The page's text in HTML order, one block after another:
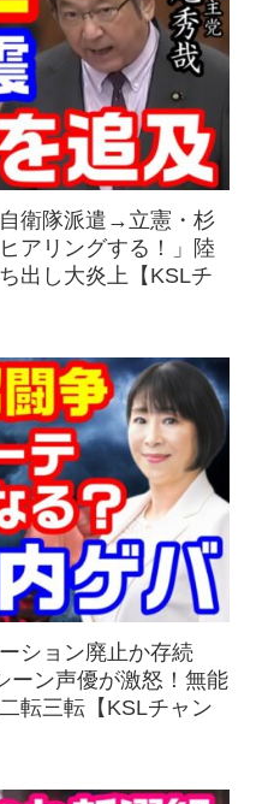
自衛隊派遣→立憲・杉
アリングする！」陸
出し大炎上【KSLチ
ション廃止か存続
ーン声優が激怒！無能
転三転【KSLチャン